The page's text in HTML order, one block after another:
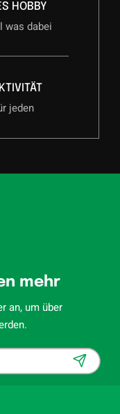
HOBBY
was dabei
jeden
mehr
an, um über